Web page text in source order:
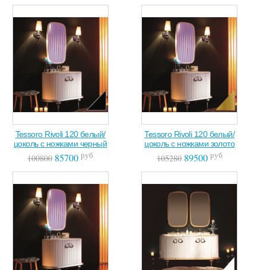
Tessoro Rivoli 120 белый/
цоколь с ножками черный
100800 85700 руб
Tessoro Rivoli 120 белый/
цоколь с ножками золото
10528089500 руб